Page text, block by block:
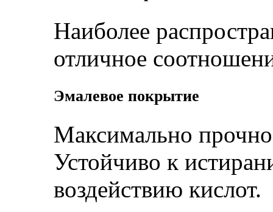
Наиболее
отличное
Эмалевое покрытие
Максимально
Устойчиво к
воздействию кислот.